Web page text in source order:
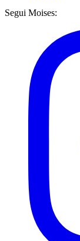
Segui Moises: